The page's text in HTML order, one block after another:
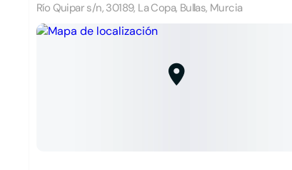
Río Quipar s/n, 30189, La Copa, Bullas, Murcia